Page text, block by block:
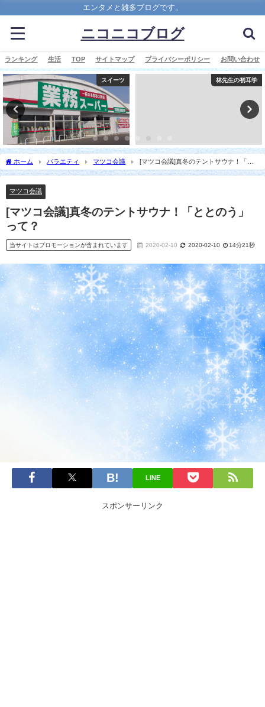
エンタメと雑多ブログです。
ニコニコブログ
ランキング 生活 TOP サイトマップ プライバシーポリシー お問い合わせ
スイーツ 林先生の初耳学
ホーム バラエティ マツコ会議
[マツコ会議]真冬のテントサウナ！「と
とのう」って？
マツコ会議
[マツコ会議]真冬のテントサウナ！「ととのう」
って？
当サイトはプロモーションが含まれています 2020-02-10 2020-02-10 14分21秒
LINE
スポンサーリンク